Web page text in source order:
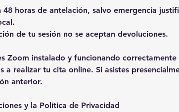
horas de antelación, salvo emergencia
de tu sesión no se aceptan devoluciones.
Zoom instalado y funcionando correctamente
a realizar tu cita online. Si asistes
anterior.
y la Política de Privacidad